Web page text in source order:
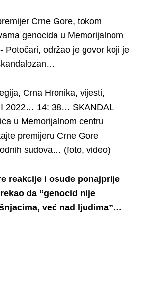
Crne Gore, tokom
genocida u Memorijalnom
Potočari, održao je govor koji je
Crna Hronika, vijesti,
2022… 14: 38… SKANDAL
u Memorijalnom centru
premijeru Crne Gore
sudova… (foto, video)
reakcije i osude ponajprije
da “genocid nije
već nad ljudima”…